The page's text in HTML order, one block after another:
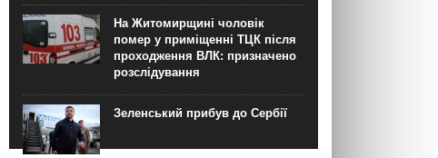
На Житомирщині чоловік
помер у приміщенні ТЦК після
проходження ВЛК: призначено
розслідування
Зеленський прибув до Сербії